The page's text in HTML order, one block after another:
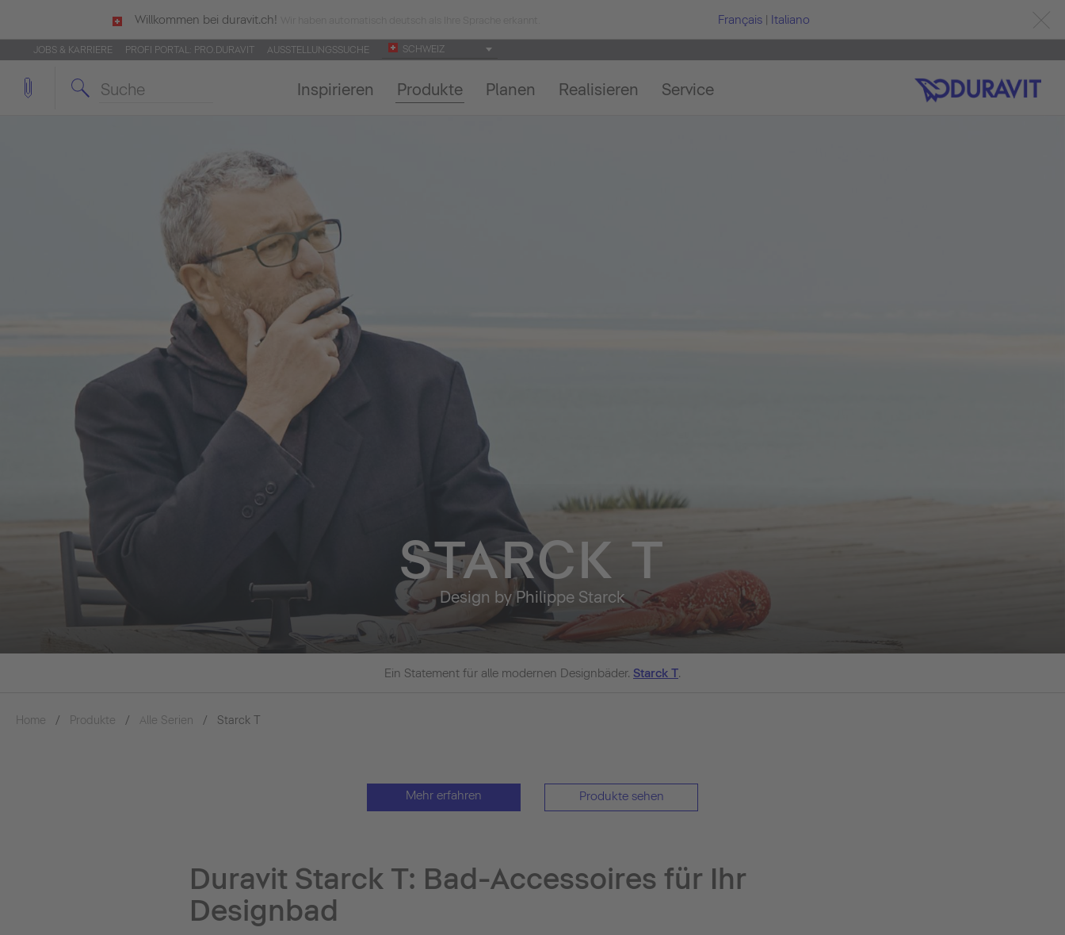
Willkommen bei duravit.ch! Français | Italiano
JOBS & KARRIERE PROFI PORTAL: PRO.DURAVIT AUSSTELLUNGSSUCHE SCHWEIZ
Inspirieren Produkte Planen Realisieren Service
STARCK T
Design by Philippe Starck
Ein Statement für alle modernen Designbäder. Starck T.
Home Produkte Alle Serien Starck T
Mehr erfahren Produkte sehen
Duravit Starck T: Bad-Accessoires für Ihr
Designbad